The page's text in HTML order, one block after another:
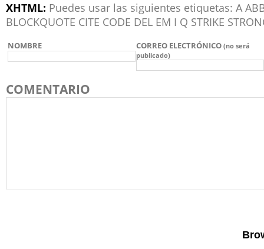
XHTML: Puedes usar las siguientes etiquetas: A
BLOCKQUOTE CITE CODE DEL EM I Q STRIKE
NOMBRE CORREO ELECTRÓNICO(no será
publicado)
COMENTARIO